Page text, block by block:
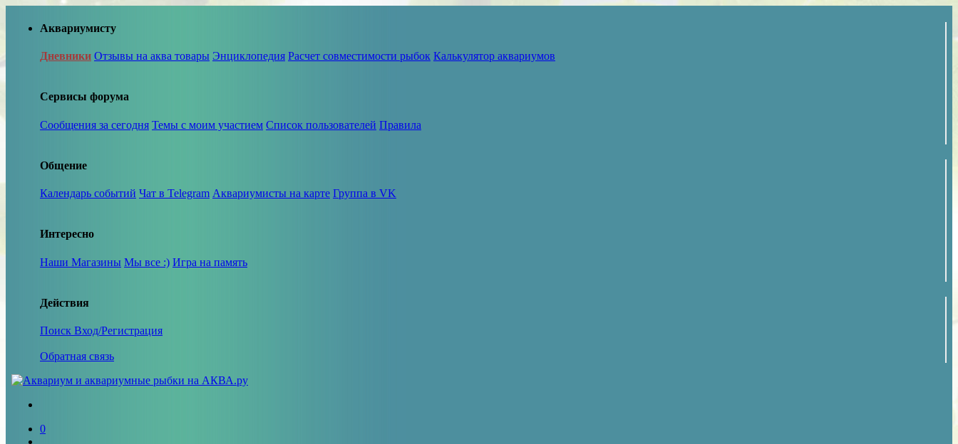
Аквариумисту
Дневники Отзывы на аква товары Энциклопедия Расчет совместимости рыбок Калькулятор аквариумов
Сервисы форума
Сообщения за сегодня Темы с моим участием Список пользователей Правила
Общение
Календарь событий Чат в Telegram Аквариумисты на карте Группа в VK
Интересно
Наши Магазины Мы все :) Игра на память
Действия
Поиск Вход/Регистрация
Обратная связь
0